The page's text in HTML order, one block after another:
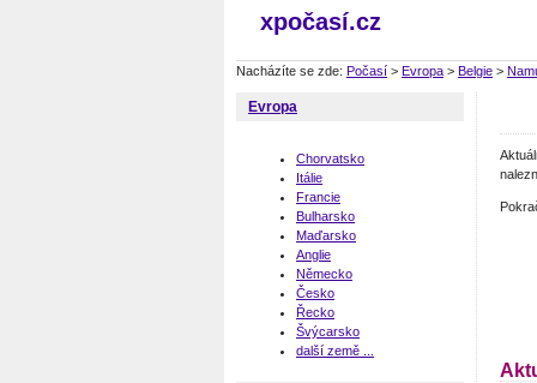
xpočasí.cz
Nacházíte se zde: Počasí > Evropa > Belgie >
Evropa
Chorvatsko
Itálie
Francie
Bulharsko
Maďarsko
Anglie
Německo
Česko
Řecko
Švýcarsko
další země ...